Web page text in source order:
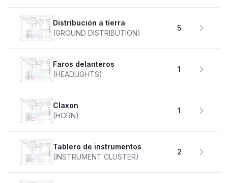
Distribución a tierra
(GROUND DISTRIBUTION)
5
faros delanteros
(HEADLIGHTS)
1
claxon
(HORN)
1
Tablero de instrumentos
(INSTRUMENT CLUSTER)
2